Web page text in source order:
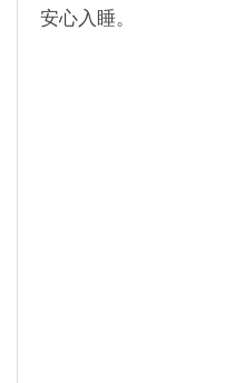
安心入睡。